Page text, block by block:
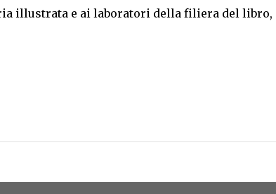
illustrata e ai laboratori della filiera del libro,